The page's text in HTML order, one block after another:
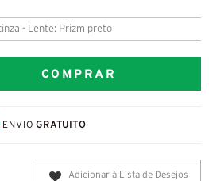
- Lente: Prizm preto
COMPRAR
ENVIOGRATUITO
Adicionar à Lista de Desejos